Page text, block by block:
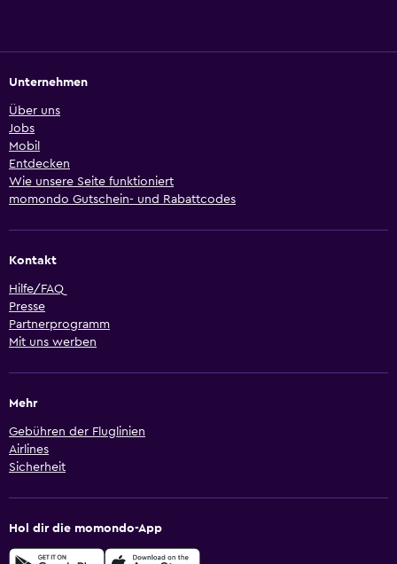
Unternehmen
Über uns
Jobs
Mobil
Entdecken
Wie unsere Seite funktioniert
momondo Gutschein- und Rabattcodes
Kontakt
Hilfe/FAQ
Presse
Partnerprogramm
Mit uns werben
Mehr
Gebühren der Fluglinien
Airlines
Sicherheit
Hol dir die momondo-App